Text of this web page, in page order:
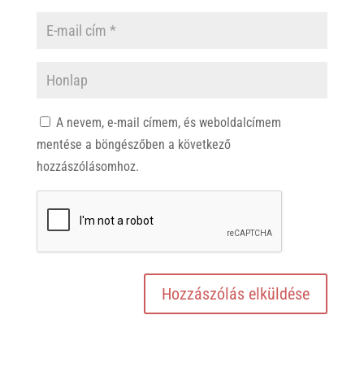
A nevem, e-mail címem, és weboldalcímem
mentése a böngészőben a következő
hozzászólásomhoz.